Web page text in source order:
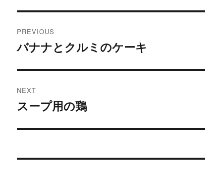
navigation
PREVIOUS
Previous
バナナとクルミのケーキ
NEXT
Next
スープ用の鶏